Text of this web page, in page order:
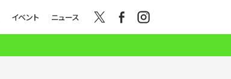
イベント ニュース